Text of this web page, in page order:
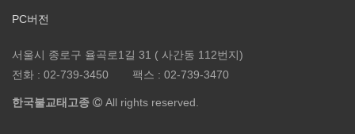
PC버전
서울시 종로구 율곡로1길 31 ( 사간동 112번지)
전화 : 02-739-3450 팩스 : 02-739-3470
한국불교태고종 All rights reserved.